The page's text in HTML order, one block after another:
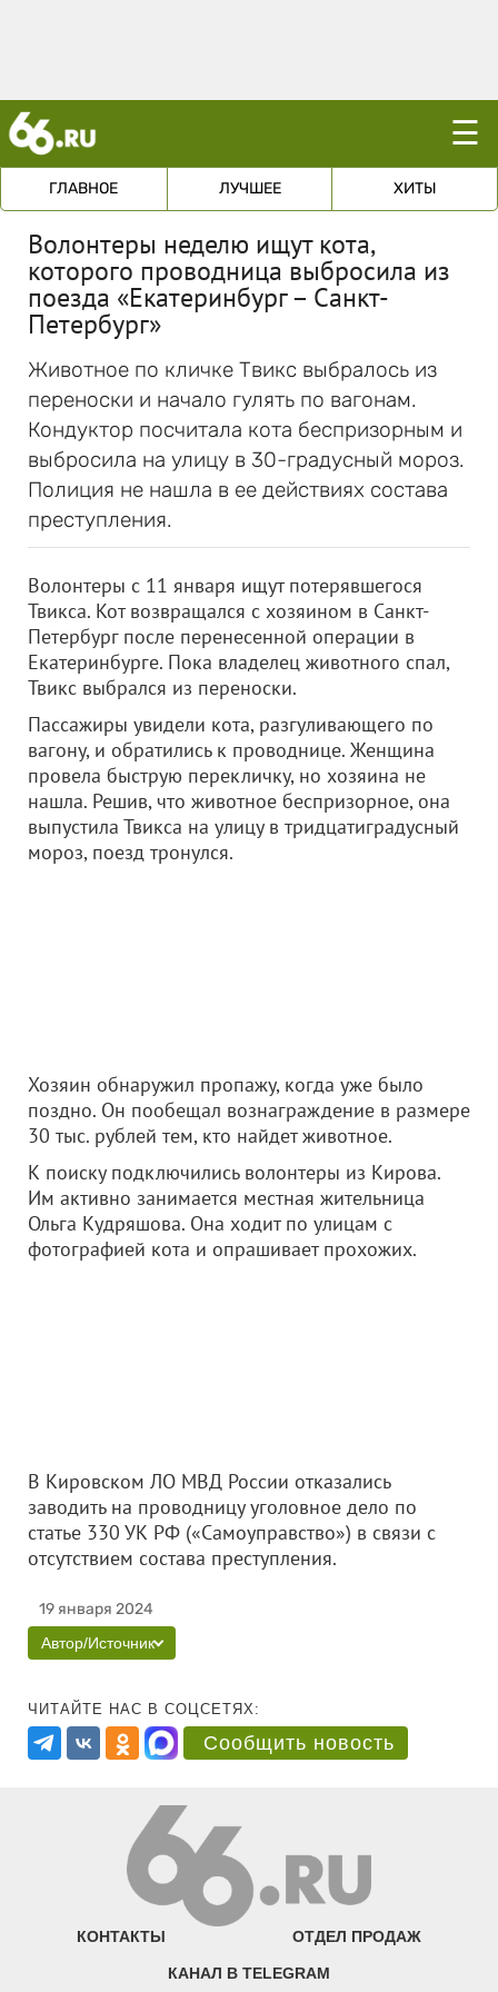
☰
ГЛАВНОЕ ЛУЧШЕЕ ХИТЫ
Волонтеры неделю ищут кота,
которого проводница выбросила из
поезда «Екатеринбург – Санкт-
Петербург»
Животное по кличке Твикс выбралось из
переноски и начало гулять по вагонам.
Кондуктор посчитала кота беспризорным и
выбросила на улицу в 30-градусный мороз.
Полиция не нашла в ее действиях состава
преступления.
Волонтеры с 11 января ищут потерявшегося
Твикса. Кот возвращался с хозяином в Санкт-
Петербург после перенесенной операции в
Екатеринбурге. Пока владелец животного спал,
Твикс выбрался из переноски.
Пассажиры увидели кота, разгуливающего по
вагону, и обратились к проводнице. Женщина
провела быструю перекличку, но хозяина не
нашла. Решив, что животное беспризорное, она
выпустила Твикса на улицу в тридцатиградусный
мороз, поезд тронулся.
Хозяин обнаружил пропажу, когда уже было
поздно. Он пообещал вознаграждение в размере
30 тыс. рублей тем, кто найдет животное.
К поиску подключились волонтеры из Кирова.
Им активно занимается местная жительница
Ольга Кудряшова. Она ходит по улицам с
фотографией кота и опрашивает прохожих.
В Кировском ЛО МВД России отказались
заводить на проводницу уголовное дело по
статье 330 УК РФ («Самоуправство») в связи с
отсутствием состава преступления.
19 января 2024
Автор/Источник
ЧИТАЙТЕ НАС В СОЦСЕТЯХ:
Сообщить новость
КОНТАКТЫ ОТДЕЛ ПРОДАЖ
КАНАЛ В TELEGRAM